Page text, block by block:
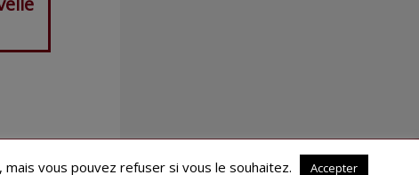
vous pouvez refuser si vous le souhaitez. Accepter